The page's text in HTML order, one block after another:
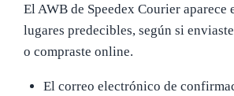
El AWB de Speedex Courier aparece
lugares predecibles, según si
o compraste online.
El correo electrónico de